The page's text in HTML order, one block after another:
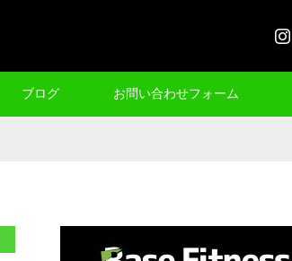
ブログ お問い合わせフォーム